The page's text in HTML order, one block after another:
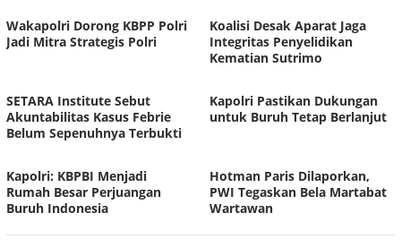
Wakapolri Dorong KBPP Polri
Jadi Mitra Strategis Polri
Koalisi Desak Aparat Jaga
Integritas Penyelidikan
Kematian Sutrimo
SETARA Institute Sebut
Akuntabilitas Kasus Febrie
Belum Sepenuhnya Terbukti
Kapolri Pastikan Dukungan
untuk Buruh Tetap Berlanjut
Kapolri: KBPBI Menjadi
Rumah Besar Perjuangan
Buruh Indonesia
Hotman Paris Dilaporkan,
PWI Tegaskan Bela Martabat
Wartawan